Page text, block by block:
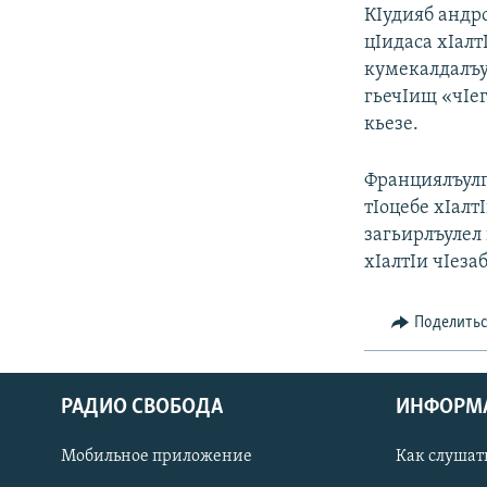
СОЦИАЛЬНЫЕ СЕТИ
КIудияб
цIидаса
гьечIищ
кьезе.
тIоцебе
хIалтIи
РАДИО СВОБОДА
Мобильное приложение Как